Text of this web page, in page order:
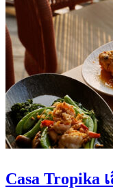
Casa Tropika